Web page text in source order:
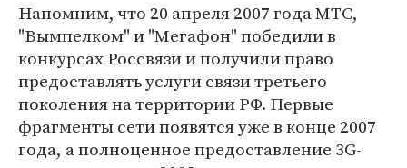
Напомним, что 20 апреля 2007 года МТС,
"Вымпелком" и "Мегафон" победили в
конкурсах Россвязи и получили право
предоставлять услуги связи третьего
поколения на территории РФ. Первые
фрагменты сети появятся уже в конце 2007
года, а полноценное предоставление 3G-